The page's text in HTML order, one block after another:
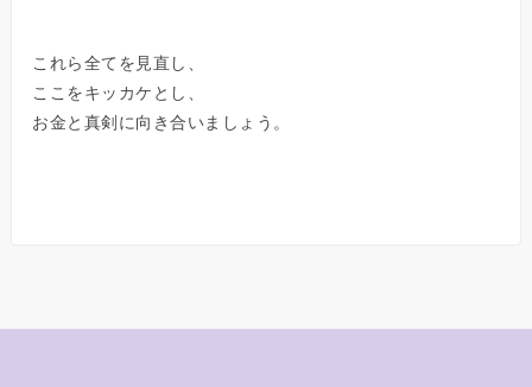
これら全てを見直し、
ここをキッカケとし、
お金と真剣に向き合いましょう。